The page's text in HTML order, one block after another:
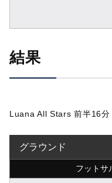
結果
Luana All Stars 前半16分
グラウンド
フットサ